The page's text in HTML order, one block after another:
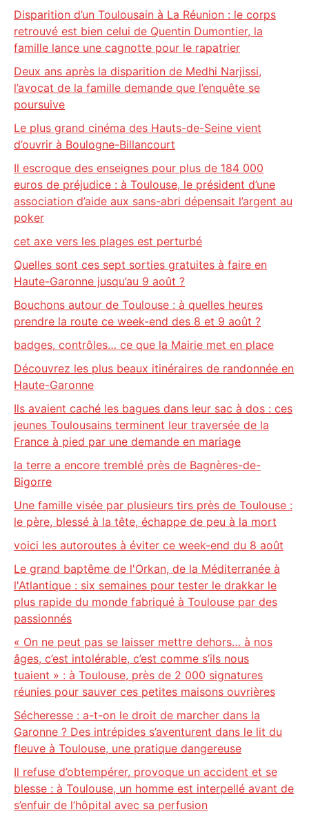
Disparition d’un Toulousain à La Réunion : le corps
retrouvé est bien celui de Quentin Dumontier, la
famille lance une cagnotte pour le rapatrier
Deux ans après la disparition de Medhi Narjissi,
l’avocat de la famille demande que l’enquête se
poursuive
Le plus grand cinéma des Hauts-de-Seine vient
d’ouvrir à Boulogne-Billancourt
Il escroque des enseignes pour plus de 184 000
euros de préjudice : à Toulouse, le président d’une
association d’aide aux sans-abri dépensait l’argent au
poker
cet axe vers les plages est perturbé
Quelles sont ces sept sorties gratuites à faire en
Haute-Garonne jusqu’au 9 août ?
Bouchons autour de Toulouse : à quelles heures
prendre la route ce week-end des 8 et 9 août ?
badges, contrôles… ce que la Mairie met en place
Découvrez les plus beaux itinéraires de randonnée en
Haute-Garonne
Ils avaient caché les bagues dans leur sac à dos : ces
jeunes Toulousains terminent leur traversée de la
France à pied par une demande en mariage
la terre a encore tremblé près de Bagnères-de-
Bigorre
Une famille visée par plusieurs tirs près de Toulouse :
le père, blessé à la tête, échappe de peu à la mort
voici les autoroutes à éviter ce week-end du 8 août
Le grand baptême de l'Orkan, de la Méditerranée à
l'Atlantique : six semaines pour tester le drakkar le
plus rapide du monde fabriqué à Toulouse par des
passionnés
« On ne peut pas se laisser mettre dehors… à nos
âges, c’est intolérable, c’est comme s’ils nous
tuaient » : à Toulouse, près de 2 000 signatures
réunies pour sauver ces petites maisons ouvrières
Sécheresse : a-t-on le droit de marcher dans la
Garonne ? Des intrépides s’aventurent dans le lit du
fleuve à Toulouse, une pratique dangereuse
Il refuse d’obtempérer, provoque un accident et se
blesse : à Toulouse, un homme est interpellé avant de
s’enfuir de l’hôpital avec sa perfusion